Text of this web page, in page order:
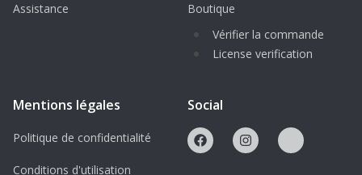
Assistance
Boutique
Vérifier la commande
License verification
Mentions légales
Politique de confidentialité
Conditions d'utilisation
Social